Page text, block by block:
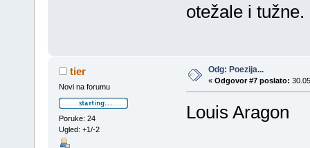
otežale i tužne.
tier
Novi na forumu
Poruke: 24
Ugled: +1/-2
Odg: Poezija...
« Odgovor #7 poslato:
Louis Aragon